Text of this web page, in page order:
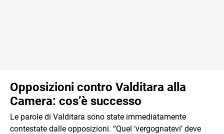
Opposizioni contro Valditara alla
Camera: cos’è successo
Le parole di Valditara sono state immediatamente
contestate dalle opposizioni. “Quel ‘vergognatevi’ deve